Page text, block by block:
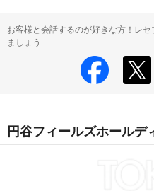
お客様と会話するのが好きな方！レ
ましょう
円谷フィールズホールデ